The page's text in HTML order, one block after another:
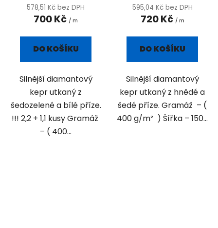
578,51 Kč bez DPH
700 Kč / m
DO KOŠÍKU
Silnější diamantový
kepr utkaný z
šedozelené a bílé příze.
!!! 2,2 + 1,1 kusy Gramáž
– ( 400...
595,04 Kč bez DPH
720 Kč / m
DO KOŠÍKU
Silnější diamantový
kepr utkaný z hnědé a
šedé příze. Gramáž – (
400 g/m² ) Šířka – 150...